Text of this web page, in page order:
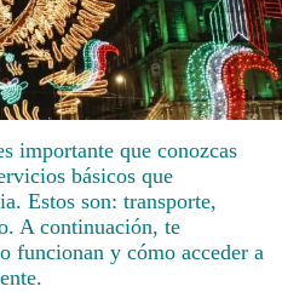
importante que conozcas
básicos que
Estos son: transporte,
A continuación, te
funcionan y cómo acceder a